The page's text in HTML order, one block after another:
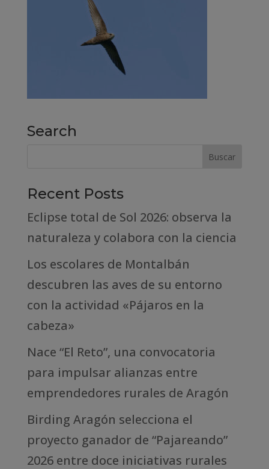
Search
Recent Posts
Eclipse total de Sol 2026: observa la
naturaleza y colabora con la ciencia
Los escolares de Montalbán
descubren las aves de su entorno
con la actividad «Pájaros en la
cabeza»
Nace “El Reto”, una convocatoria
para impulsar alianzas entre
emprendedores rurales de Aragón
Birding Aragón selecciona el
proyecto ganador de “Pajareando”
2026 entre doce iniciativas rurales